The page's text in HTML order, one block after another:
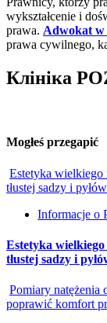
wykształcenie i
prawa. Adwokat w
prawa cywilnego,
Клініка
Mogłeś przegapić
Estetyka wielkiego
tłustej sadzy i
Informacje o
Estetyka wielkiego
tłustej sadzy i
Pomiary natężenia
poprawić komfort